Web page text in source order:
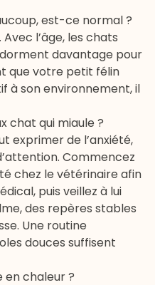
est-ce normal ?
l’âge, les chats
davantage pour
que votre petit félin
à son environnement, il
chat qui miaule ?
exprimer de l’anxiété,
Commencez
chez le vétérinaire afin
puis veillez à lui
des repères stables
Une routine
douces suffisent
en chaleur ?